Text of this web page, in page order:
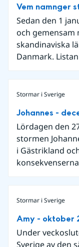
Vem namnger
Sedan den 1
och
skandinaviska
Danmark.
Stormar i Sverige
Johannes -
Lördagen den
stormen
i Gästrikland
Stormar i Sverige
Amy - oktober
Under
Sverige av den